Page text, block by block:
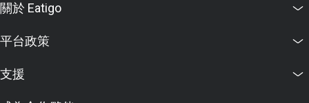
關於 Eatigo
平台政策
支援